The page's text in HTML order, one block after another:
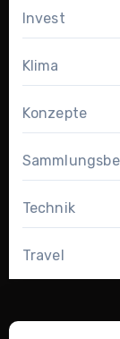
Invest
Klima
Konzepte
Technik
Travel